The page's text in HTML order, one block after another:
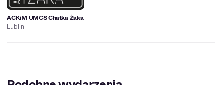
ACKiM UMCS Chatka Żaka
Lublin